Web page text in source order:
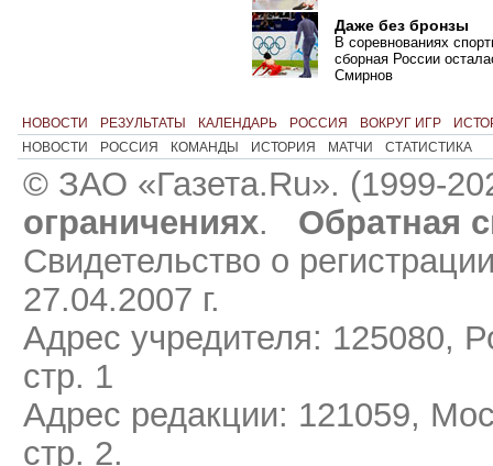
Даже без бронзы
В соревнованиях
сборная России
Смирнов
НОВОСТИ РЕЗУЛЬТАТЫ КАЛЕНДАРЬ РОССИЯ ВОКРУГ ИГР
НОВОСТИ
РОССИЯ КОМАНДЫ ИСТОРИЯ МАТЧИ СТАТИСТИКА
© ЗАО «Газета.Ru». (1999-
ограничениях.
Обратная
Свидетельство о
27.04.2007 г.
Адрес учредителя: 125080,
стр. 1
Адрес редакции: 121059,
стр. 2.